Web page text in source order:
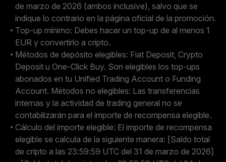
de marzo de 2026 (ambos inclusive), salvo que se
indique lo contrario en la página oficial de la promoción.
Top-up mínimo: Debes hacer un top-up de al menos 1
EUR y convertirlo a cripto.
Métodos de depósito elegibles: Fiat Deposit, Crypto
Deposit u One-Click Buy. Son elegibles los top-ups
abonados en tu Unified Trading Account o Funding
Account. Métodos no elegibles: Las transferencias
internas y la actividad de trading general no se
contabilizarán para el importe de recompensa elegible.
Cálculo del importe elegible: El importe de recompensa
elegible se calcula de la siguiente manera: [Saldo total
de cripto a las 23:59:59 UTC del 31 de marzo de 2026]